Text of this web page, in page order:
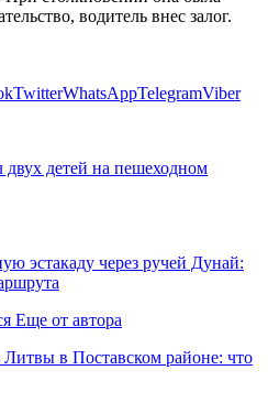
водитель внес залог.
TwitterWhatsAppTelegramViber
детей на пешеходном
эстакаду через ручей Дунай:
Еще от автора
Литвы в Поставском районе: что